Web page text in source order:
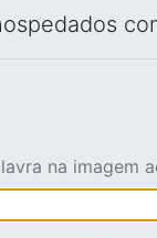
na imagem